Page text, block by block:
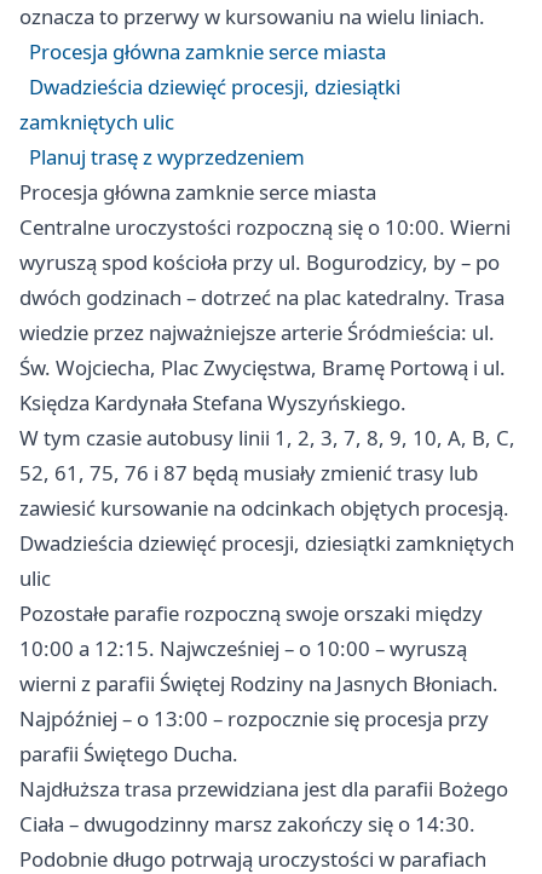
oznacza to przerwy w kursowaniu na wielu liniach.
Procesja główna zamknie serce miasta
Dwadzieścia dziewięć procesji, dziesiątki
zamkniętych ulic
Planuj trasę z wyprzedzeniem
Procesja główna zamknie serce miasta
Centralne uroczystości rozpoczną się o 10:00. Wierni
wyruszą spod kościoła przy ul. Bogurodzicy, by – po
dwóch godzinach – dotrzeć na plac katedralny. Trasa
wiedzie przez najważniejsze arterie Śródmieścia: ul.
Św. Wojciecha, Plac Zwycięstwa, Bramę Portową i ul.
Księdza Kardynała Stefana Wyszyńskiego.
W tym czasie autobusy linii 1, 2, 3, 7, 8, 9, 10, A, B, C,
52, 61, 75, 76 i 87 będą musiały zmienić trasy lub
zawiesić kursowanie na odcinkach objętych procesją.
Dwadzieścia dziewięć procesji, dziesiątki zamkniętych
ulic
Pozostałe parafie rozpoczną swoje orszaki między
10:00 a 12:15. Najwcześniej – o 10:00 – wyruszą
wierni z parafii Świętej Rodziny na Jasnych Błoniach.
Najpóźniej – o 13:00 – rozpocznie się procesja przy
parafii Świętego Ducha.
Najdłuższa trasa przewidziana jest dla parafii Bożego
Ciała – dwugodzinny marsz zakończy się o 14:30.
Podobnie długo potrwają uroczystości w parafiach